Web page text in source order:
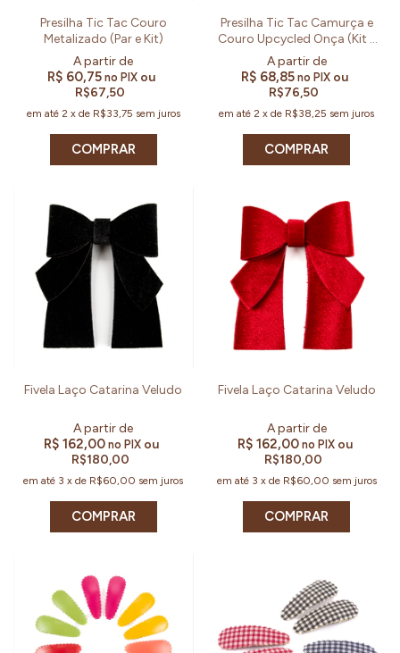
Presilha Tic Tac Couro
Metalizado (Par e Kit)
R$ 60,75 no PIX ou
R$67,50
em até 2 x de R$33,75 sem juros
COMPRAR
Presilha Tic Tac Camurça e
Couro Upcycled Onça (Kit e
Par)
R$ 68,85 no PIX ou
R$76,50
em até2 xde R$38,25 sem juros
COMPRAR
Fivela Laço Catarina Veludo
R$ 162,00 no PIX ou
R$180,00
em até 3 xde R$60,00 sem juros
COMPRAR
Fivela Laço Catarina Veludo
R$ 162,00no PIX ou
R$180,00
em até 3 x de R$60,00 sem juros
COMPRAR